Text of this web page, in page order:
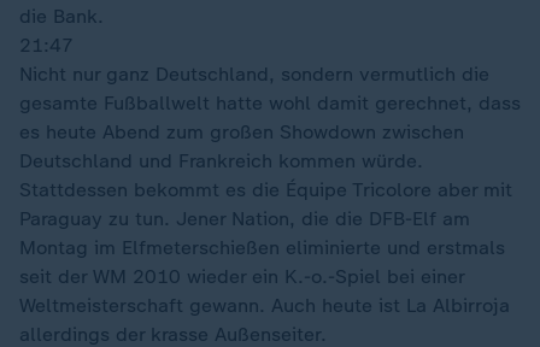
die Bank.
21:47
Nicht nur ganz Deutschland, sondern vermutlich die
gesamte Fußballwelt hatte wohl damit gerechnet, dass
es heute Abend zum großen Showdown zwischen
Deutschland und Frankreich kommen würde.
Stattdessen bekommt es die Équipe Tricolore aber mit
Paraguay zu tun. Jener Nation, die die DFB-Elf am
Montag im Elfmeterschießen eliminierte und erstmals
seit der WM 2010 wieder ein K.-o.-Spiel bei einer
Weltmeisterschaft gewann. Auch heute ist La Albirroja
allerdings der krasse Außenseiter.